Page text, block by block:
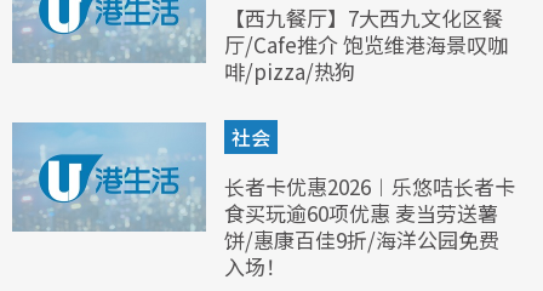
【西九餐厅】7大西九文化区餐
厅/Cafe推介 饱览维港海景叹咖
啡/pizza/热狗
社会
长者卡优惠2026︱乐悠咭长者卡
食买玩逾60项优惠 麦当劳送薯
饼/惠康百佳9折/海洋公园免费
入场！